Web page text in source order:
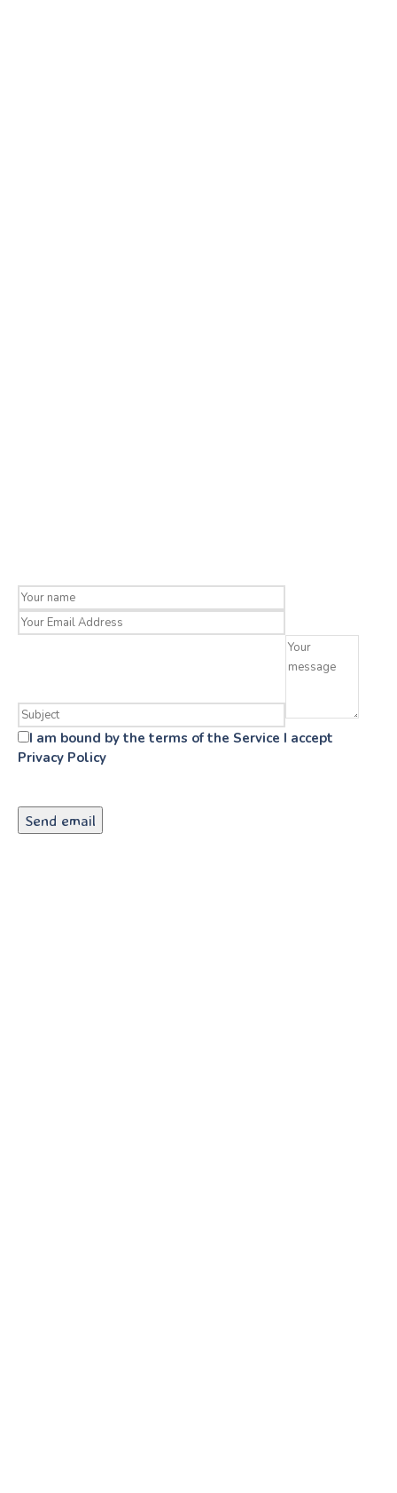
I am bound by the terms of the Service I accept
Privacy Policy